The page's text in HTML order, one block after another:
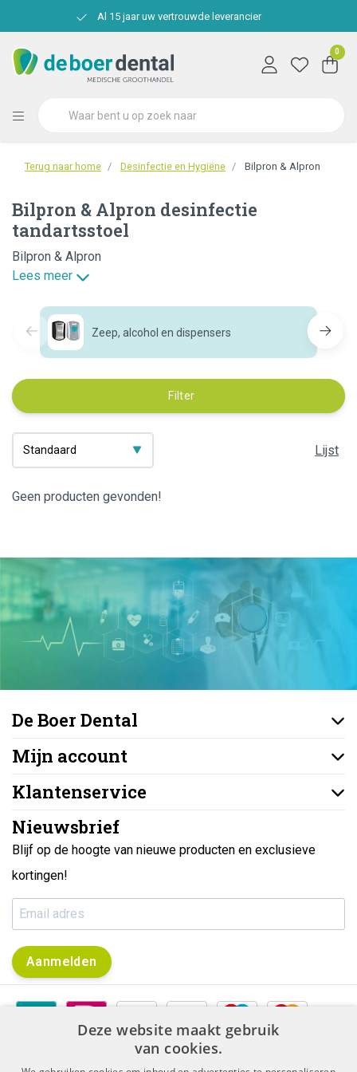
Al 15 jaar uw vertrouwde leverancier
0
Terug naar home Desinfectie en Hygiëne Bilpron & Alpron
Bilpron & Alpron desinfectie
tandartsstoel
Bilpron & Alpron
Lees meer
Zeep, alcohol en dispensers
Filter
Lijst
Geen producten gevonden!
De Boer Dental
Mijn account
Klantenservice
Nieuwsbrief
Blijf op de hoogte van nieuwe producten en exclusieve
kortingen!
Aanmelden
Deze website maakt gebruik
van cookies.